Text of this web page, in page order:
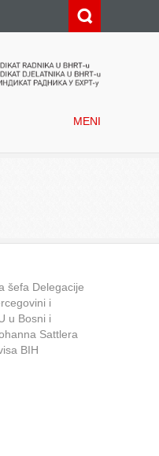
MENI
šefa Delegacije
i
u Bosni i
Sattlera
BIH